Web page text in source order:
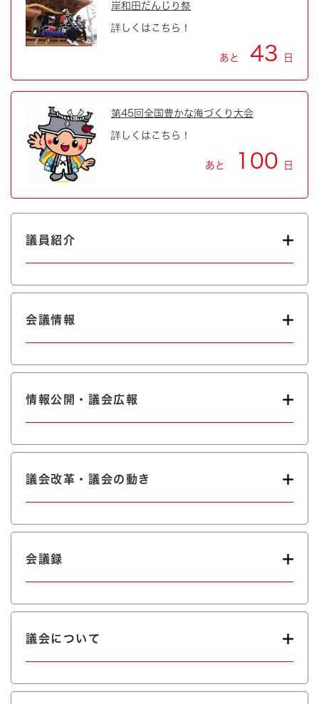
岸和田だんじり祭
詳しくはこちら！
あと 43 日
第45回全国豊かな海づくり大会
詳しくはこちら！
あと 100 日
議員紹介
会議情報
情報公開・議会広報
議会改革・議会の動き
会議録
議会について